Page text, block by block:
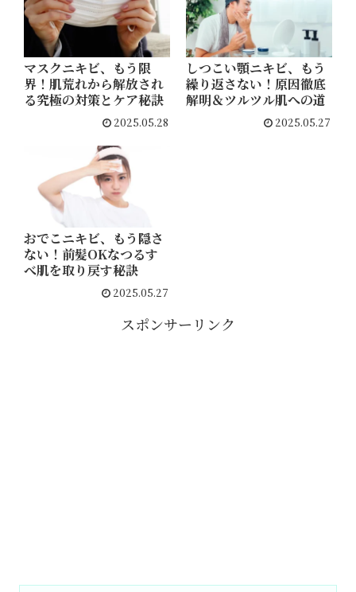
マスクニキビ、もう限
界！肌荒れから解放され
る究極の対策とケア秘訣
2025.05.28
しつこい顎ニキビ、もう
繰り返さない！原因徹底
解明＆ツルツル肌への道
2025.05.27
おでこニキビ、もう隠さ
ない！前髪OKなつるす
べ肌を取り戻す秘訣
2025.05.27
スポンサーリンク